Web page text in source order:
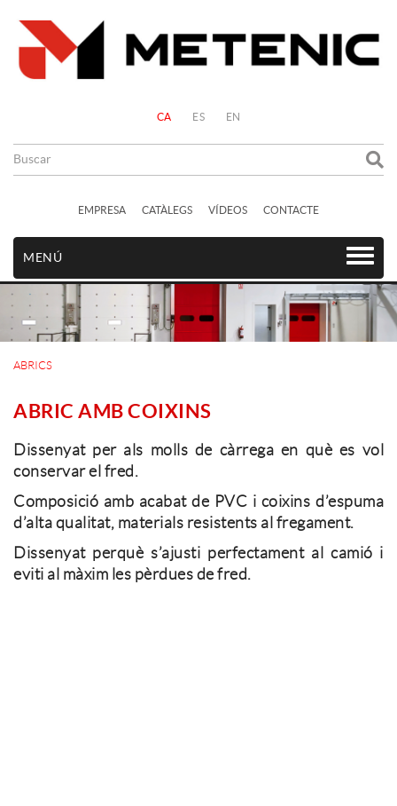
CA ES EN
EMPRESA CATÀLEGS VÍDEOS CONTACTE
MENÚ
ABRICS
ABRIC AMB COIXINS
Dissenyat per als molls de càrrega en què es vol
conservar el fred.
Composició amb acabat de PVC i coixins d’espuma
d’alta qualitat, materials resistents al fregament.
Dissenyat perquè s’ajusti perfectament al camió i
eviti al màxim les pèrdues de fred.